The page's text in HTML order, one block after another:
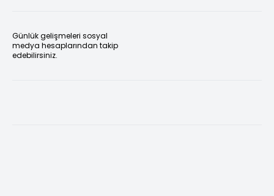
Günlük gelişmeleri sosyal
medya hesaplarından takip
edebilirsiniz.